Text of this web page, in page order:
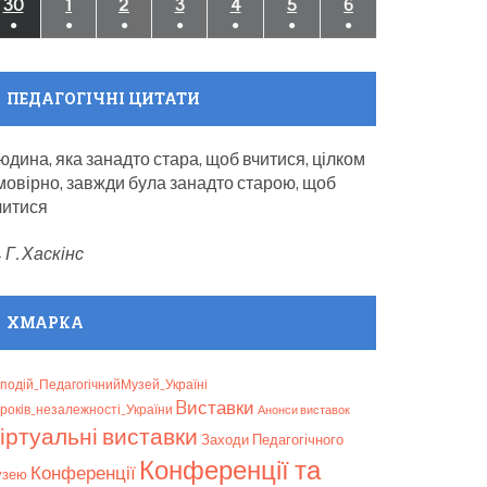
event)
event)
event)
event)
event)
event)
event)
3030.09.2024
●
event)
1 01.10.2024
●
event)
2 02.10.2024
●
event)
303.10.2024
●
event)
404.10.2024
●
event)
5 05.10.2024
●
event)
6
●
event)
ПЕДАГОГІЧНІ ЦИТАТИ
яка занадто стара, щоб вчитися, цілком
завжди була занадто старою, щоб
Г. Хаскінс
ХМАРКА
Bиставки Анонси виставок
виставки Заходи Педагогічного
Конференції Конференції та